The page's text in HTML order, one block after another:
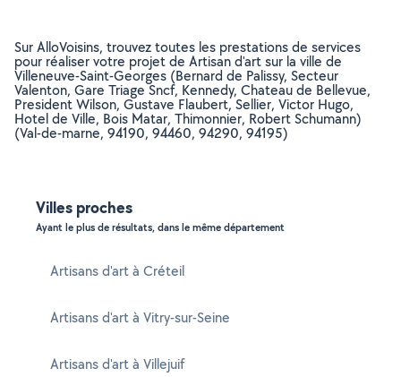
Sur AlloVoisins, trouvez toutes les prestations de services
pour réaliser votre projet de Artisan d'art sur la ville de
Villeneuve-Saint-Georges (Bernard de Palissy, Secteur
Valenton, Gare Triage Sncf, Kennedy, Chateau de Bellevue,
President Wilson, Gustave Flaubert, Sellier, Victor Hugo,
Hotel de Ville, Bois Matar, Thimonnier, Robert Schumann)
(Val-de-marne, 94190, 94460, 94290, 94195)
Villes proches
Ayant le plus de résultats, dans le même département
Artisans d'art à Créteil
Artisans d'art à Vitry-sur-Seine
Artisans d'art à Villejuif